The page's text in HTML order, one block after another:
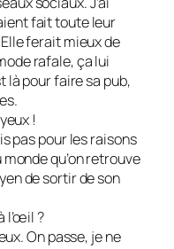
fait toute leur
ferait mieux de
rafale, ça lui
là pour faire sa pub,
!
pas pour les raisons
qu’on retrouve
de sortir de son
l’œil ?
On passe, je ne